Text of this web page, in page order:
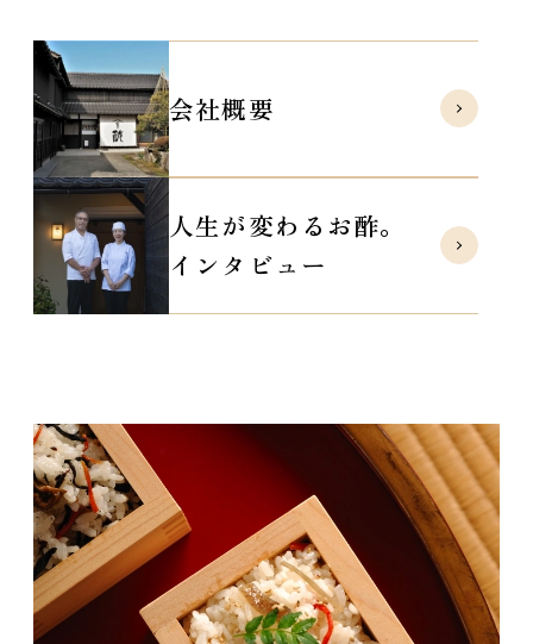
会社概要
人生が変わるお酢。
インタビュー